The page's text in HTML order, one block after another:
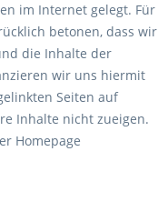
im Internet gelegt. Für
betonen, dass wir
die Inhalte der
wir uns hiermit
Seiten auf
Inhalte nicht zueigen.
Homepage